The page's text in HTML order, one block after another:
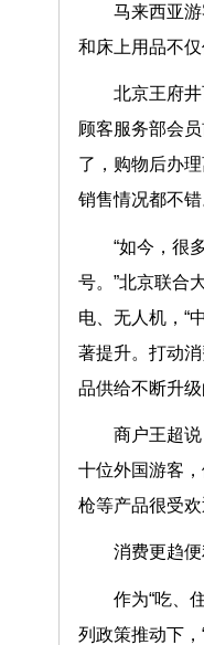
马来西亚
和床上用品不
北京王府
顾客服务部会
了，购物后办
销售情况都不错
“如今，很
号。”北京联合
电、无人机，“
著提升。打动
品供给不断升级
商户王超
十位外国游客
枪等产品很受欢
消费更趋便
作为“吃、
列政策推动下